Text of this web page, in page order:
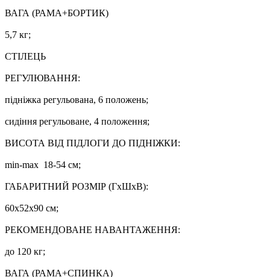
ВАГА (РАМА+БОРТИК)
5,7 кг;
СТІЛЕЦЬ
РЕГУЛЮВАННЯ:
підніжка регульована, 6 положень;
сидіння регульоване, 4 положення;
ВИСОТА ВІД ПІДЛОГИ ДО ПІДНІЖКИ:
min-max 18-54 см;
ГАБАРИТНИЙ РОЗМІР (ГхШхВ):
60х52х90 см;
РЕКОМЕНДОВАНЕ НАВАНТАЖЕННЯ:
до 120 кг;
ВАГА (РАМА+СПИНКА)